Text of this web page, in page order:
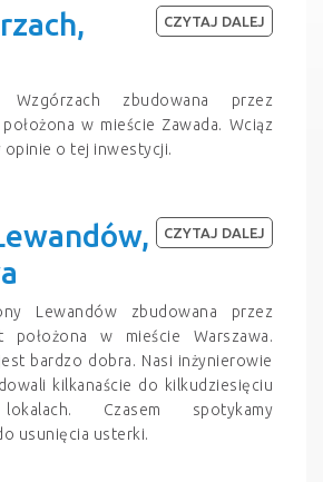
Wzgórzach zbudowana przez
w mieście Zawada. Wciąz
opinie o tej inwestycji.
CZYTAJ DALEJ
Lewandów zbudowana przez
położona w mieście Warszawa.
bardzo dobra. Nasi inżynierowie
kilkanaście do kilkudziesięciu
Czasem spotykamy
usunięcia usterki.
CZYTAJ DALEJ